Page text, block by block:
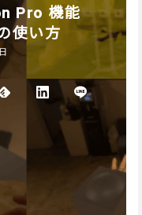
Pro 機能
使い方